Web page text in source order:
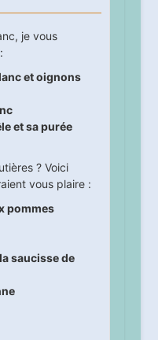
je vous
et oignons
et sa purée
? Voici
vous plaire :
pommes
saucisse de